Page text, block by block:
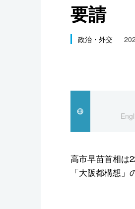
社会
文化
スポーツ・東京2020
要請
政治・外交
高市早苗首相は
「大阪都構想」